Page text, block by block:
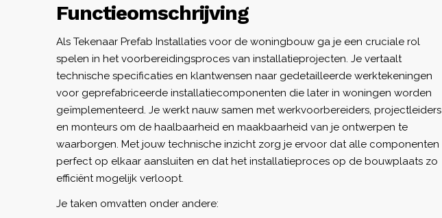
Functieomschrijving
Als Tekenaar Prefab Installaties voor de woningbouw ga je een cruciale rol
spelen in het voorbereidingsproces van installatieprojecten. Je vertaalt
technische specificaties en klantwensen naar gedetailleerde werktekeningen
voor geprefabriceerde installatiecomponenten die later in woningen worden
geïmplementeerd. Je werkt nauw samen met werkvoorbereiders, projectleiders
en monteurs om de haalbaarheid en maakbaarheid van je ontwerpen te
waarborgen. Met jouw technische inzicht zorg je ervoor dat alle componenten
perfect op elkaar aansluiten en dat het installatieproces op de bouwplaats zo
efficiënt mogelijk verloopt.
Je taken omvatten onder andere: